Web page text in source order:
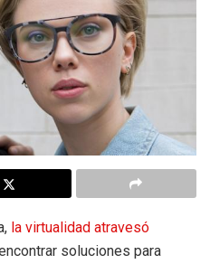
la virtualidad atravesó
soluciones para